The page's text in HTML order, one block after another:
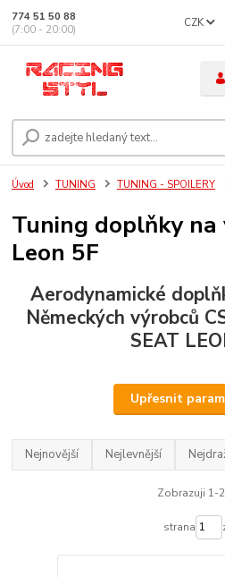
CZK
774 51 50 88
(7:00 - 20:00)
Úvod TUNING TUNING - SPOILERY
Tuning doplňky na
Leon 5F
Aerodynamické
Německých výrobců
SEAT
Upřesnit
Nejnovější Nejlevnější
Zobrazuji 1-
strana